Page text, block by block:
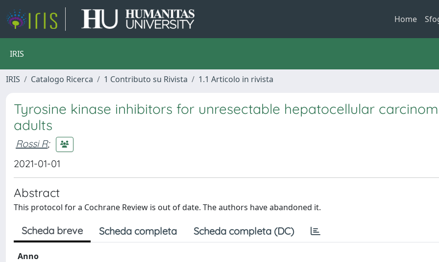
Home
IRIS
IRIS Catalogo Ricerca 1 Contributo su Rivista 1.1 Articolo in rivista
Tyrosine kinase inhibitors for unresectable hepatocellular
adults
Rossi R;
2021-01-01
Abstract
This protocol for a Cochrane Review is out of date. The authors have abandoned it.
Scheda breve Scheda completa Scheda completa (DC)
Anno